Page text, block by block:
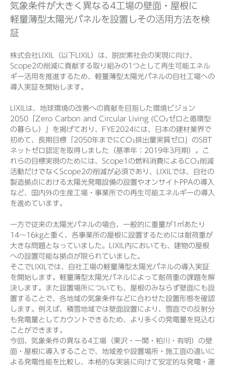
製品ニュースアーカイブ
気象条件が大きく異なる4工場の壁面・屋根に
軽量薄型太陽光パネルを設置しその活用方法を検
証
株式会社LIXIL（以下LIXIL）は、脱炭素社会の実現に向け、
Scope2の削減に貢献する取り組みの1つとして再生可能エネル
ギー活用を推進するため、軽量薄型太陽光パネルの自社工場への
導入実証を開始します。
LIXILは、地球環境の改善への貢献を目指した環境ビジョン
2050「Zero Carbon and Circular Living (CO₂ゼロと循環型
の暮らし）」を掲げており、FYE2024には、日本の建材業界で
初めて、長期目標「2050年までにCO₂排出量実質ゼロ」のSBT
ネットゼロ認定を取得しました（基準年：2019年3月期）。こ
れらの目標実現のためには、Scope1の燃料消費によるCO₂削減
活動だけでなくScope2の削減が必須であり、LIXILでは、自社の
製造拠点における太陽光発電設備の設置やオンサイトPPAの導入
など、国内外の生産工場・事業所での再生可能エネルギーの導入
を進めています。
一方で従来の太陽光パネルの場合、一般的に重量が1㎡あたり
14〜16kgと重く、各事業所の屋根に設置するためには耐荷重が
大きな問題となっていました。LIXIL内においても、建物の屋根
への設置可能な拠点が限られていました。
そこでLIXILでは、自社工場の軽量薄型太陽光パネルの導入実証
を開始します。軽量薄型太陽光パネルによって耐荷重の課題を解
決します。また設置場所についても、屋根のみならず壁面にも設
置することで、各地域の気象条件などに合わせた設置形態を確認
します。例えば、積雪地域では壁面設置により、雪面での反射分
も発電量としてカウントできるため、より多くの発電量を見込む
ことができます。
今回、気象条件の異なる4工場（栗沢・一関・粕川・有明）の壁
面・屋根に導入することで、地域差や設置場所・施工面の違いに
よる発電性能を比較し、本格的な実装に向けて安定的な発電・運